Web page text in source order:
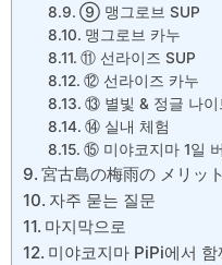
⑨ 맹그로브 SUP
맹그로브 카누
⑪ 선라이즈 SUP
⑫ 선라이즈 카누
⑬ 별빛 & 정글 나이
⑭ 실내 체험
⑮ 미야코지마 1일
宮古島の梅雨の メリッ
자주 묻는 질문
마지막으로
미야코지마 PiPi에서